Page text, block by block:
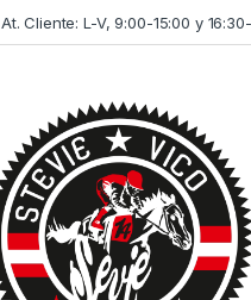
At. Cliente: L-V, 9:00-15:00 y